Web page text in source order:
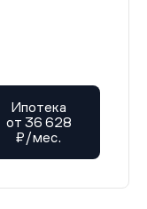
Ипотека
от 36 628
₽/мес.